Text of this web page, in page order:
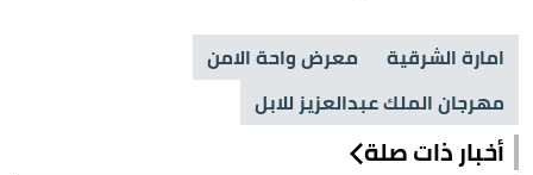
امارة الشرقية
معرض واحة الامن
مهرجان الملك عبدالعزيز للابل
أخبار ذات صلة